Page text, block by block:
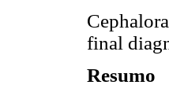
final
Resumo